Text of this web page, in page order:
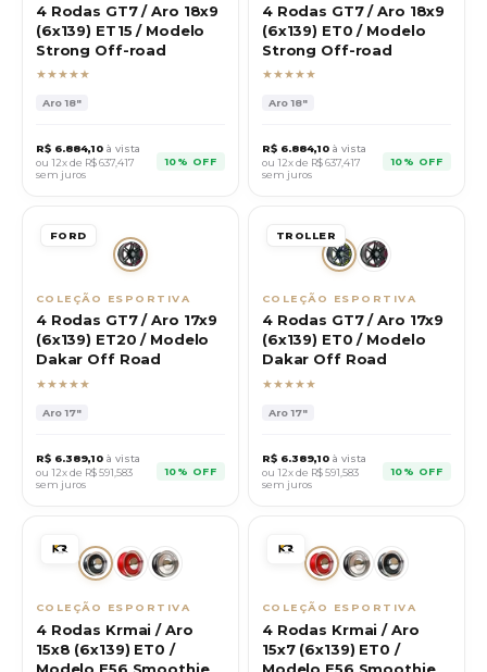
4 Rodas GT7 / Aro 18x9
(6x139) ET15 / Modelo
Strong Off-road
★★★★★
Aro18"
R$ 6.884,10 à vista
ou 12x de R$637,417
sem juros
10% OFF
4 Rodas GT7 / Aro 18x9
(6x139) ET0 / Modelo
Strong Off-road
★★★★★
Aro18"
R$ 6.884,10 à vista
ou 12x de R$637,417
sem juros
10% OFF
FORD
COLEÇÃO ESPORTIVA
4 Rodas GT7 / Aro 17x9
(6x139) ET20 / Modelo
Dakar Off Road
★★★★★
Aro17"
R$ 6.389,10 à vista
ou 12x de R$591,583
sem juros
10% OFF
TROLLER
COLEÇÃO ESPORTIVA
4 Rodas GT7 / Aro 17x9
(6x139) ET0 / Modelo
Dakar Off Road
★★★★★
Aro17"
R$ 6.389,10 à vista
ou 12x de R$591,583
sem juros
10% OFF
COLEÇÃO ESPORTIVA
4 Rodas Krmai / Aro
15x8 (6x139) ET0 /
COLEÇÃO ESPORTIVA
4 Rodas Krmai / Aro
15x7 (6x139) ET0 /